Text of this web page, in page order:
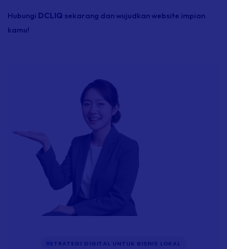
Hubungi DCLIQ sekarang dan wujudkan website impian
kamu!
STRATEGI DIGITAL UNTUK BISNIS LOKAL